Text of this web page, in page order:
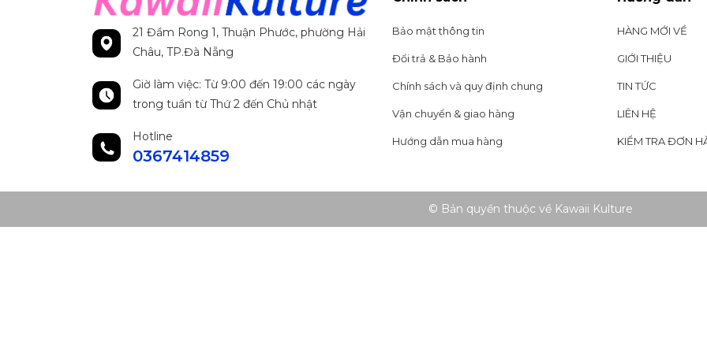
21 Đầm Rong 1, Thuận Phước, phường Hải
Châu, TP.Đà Nẵng
Giờ làm việc: Từ 9:00 đến 19:00 các ngày
trong tuần từ Thứ 2 đến Chủ nhật
Hotline
0367414859
Bảo mật thông tin
Đổi trả & Bảo hành
Chính sách và quy định chung
Vận chuyển & giao hàng
Hướng dẫn mua hàng
HÀNG MỚI VỀ
GIỚI THIỆU
TIN TỨC
LIÊN HỆ
KIỂM TRA ĐƠN
© Bản quyền thuộc về Kawaii Kulture